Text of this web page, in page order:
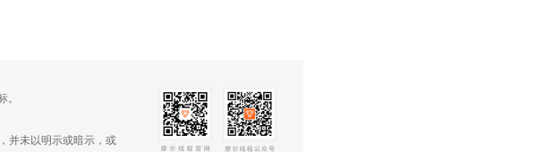
。
并未以明示或暗示，或